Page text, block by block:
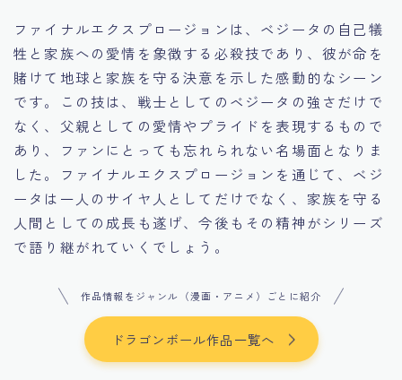
ファイナルエクスプロージョンは、ベジータの自己犠
牲と家族への愛情を象徴する必殺技であり、彼が命を
賭けて地球と家族を守る決意を示した感動的なシーン
です。この技は、戦士としてのベジータの強さだけで
なく、父親としての愛情やプライドを表現するもので
あり、ファンにとっても忘れられない名場面となりま
した。ファイナルエクスプロージョンを通じて、ベジ
ータは一人のサイヤ人としてだけでなく、家族を守る
人間としての成長も遂げ、今後もその精神がシリーズ
で語り継がれていくでしょう。
作品情報をジャンル（漫画・アニメ）ごとに紹介
ドラゴンボール作品一覧へ